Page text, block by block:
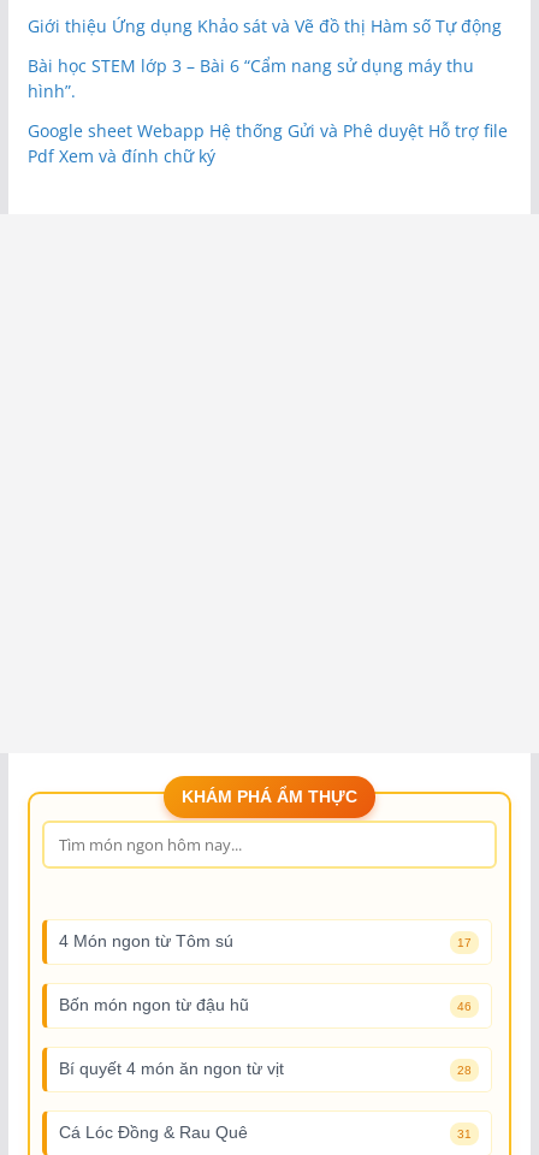
Giới thiệu Ứng dụng Khảo sát và Vẽ đồ thị Hàm số Tự động
Bài học STEM lớp 3 – Bài 6 “Cẩm nang sử dụng máy thu
hình”.
Google sheet Webapp Hệ thống Gửi và Phê duyệt Hỗ trợ file
Pdf Xem và đính chữ ký
KHÁM PHÁ ẨM THỰC
4 Món ngon từ Tôm sú 17
Bốn món ngon từ đậu hũ 46
Bí quyết 4 món ăn ngon từ vịt 28
Cá Lóc Đồng & Rau Quê 31